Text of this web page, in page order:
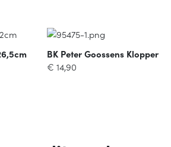
BK Peter Goossens Klopper
€ 14,90